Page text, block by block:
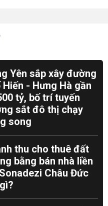
Yên sắp xây đường
Hiến - Hưng Hà gần
tỷ, bố trí tuyến
sắt đô thị chạy
song
thu cho thuê đất
bằng bán nhà liền
Châu Đức